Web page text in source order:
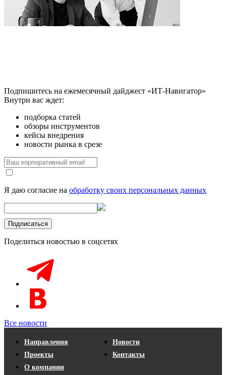
Подпишитесь на ежемесячный дайджест «ИТ-Навигатор»
Внутри вас ждет:
подборка статей
обзоры инструментов
кейсы внедрения
новости рынка в срезе
Я даю согласие на обработку своих персональных данных
Поделиться новостью в соцсетях
Все новости
Направления
Проекты
О компании
Новости
Контакты